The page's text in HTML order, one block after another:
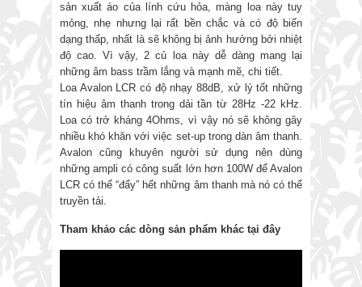
sản xuất áo của lính cứu hỏa, màng loa này tuy
mỏng, nhẹ nhưng lại rất bền chắc và có độ biến
dạng thấp, nhất là sẽ không bị ảnh hưởng bởi nhiệt
độ cao. Vì vậy, 2 củ loa này dễ dàng mang lại
những âm bass trầm lắng và mạnh mẽ, chi tiết.
Loa Avalon LCR có độ nhạy 88dB, xử lý tốt những
tín hiệu âm thanh trong dải tần từ 28Hz -22 kHz.
Loa có trở kháng 4Ohms, vì vậy nó sẽ không gây
nhiều khó khăn với việc set-up trong dàn âm thanh.
Avalon cũng khuyên người sử dụng nên dùng
những ampli có công suất lớn hơn 100W để Avalon
LCR có thể “đẩy” hết những âm thanh mà nó có thể
truyền tải.
Tham khảo các dòng sản phẩm khác tại đây